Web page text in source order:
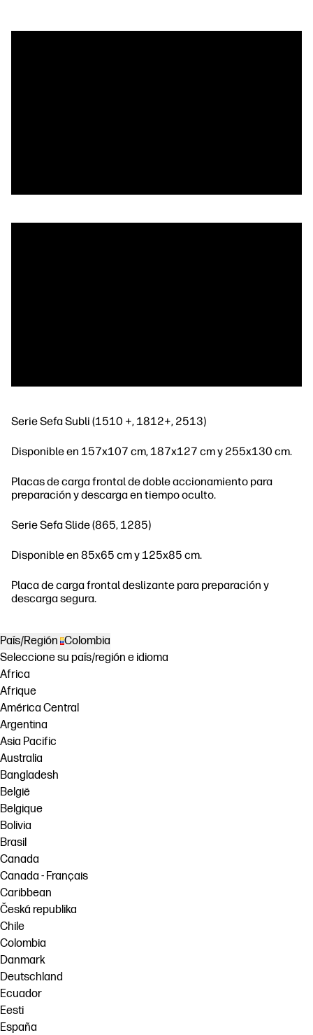
Serie Sefa Subli (1510 +, 1812+, 2513)
Disponible en 157x107 cm, 187x127 cm y 255x130 cm.
Placas de carga frontal de doble accionamiento para
preparación y descarga en tiempo oculto.
Serie Sefa Slide (865, 1285)
Disponible en 85x65 cm y 125x85 cm.
Placa de carga frontal deslizante para preparación y
descarga segura.
País/Región Colombia
Seleccione su país/región e idioma
Africa
Afrique
América Central
Argentina
Asia Pacific
Australia
Bangladesh
België
Belgique
Bolivia
Brasil
Canada
Canada - Français
Caribbean
Česká republika
Chile
Colombia
Danmark
Deutschland
Ecuador
Eesti
España